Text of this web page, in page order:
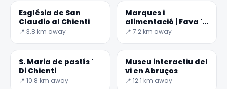
Església de San
Claudio al Chienti
📍 3.8 km away
Marques i
alimentació | Fava '
ngreccia
📍 7.2 km away
S. Maria de pastís '
Di Chienti
📍 10.8 km away
Museu interactiu del
vi en Abruços
📍 12.1 km away